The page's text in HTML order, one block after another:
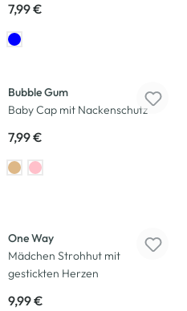
7,99 €
Bubble Gum
Baby Cap mit Nackenschutz
7,99 €
One Way
Mädchen Strohhut mit
gestickten Herzen
9,99 €